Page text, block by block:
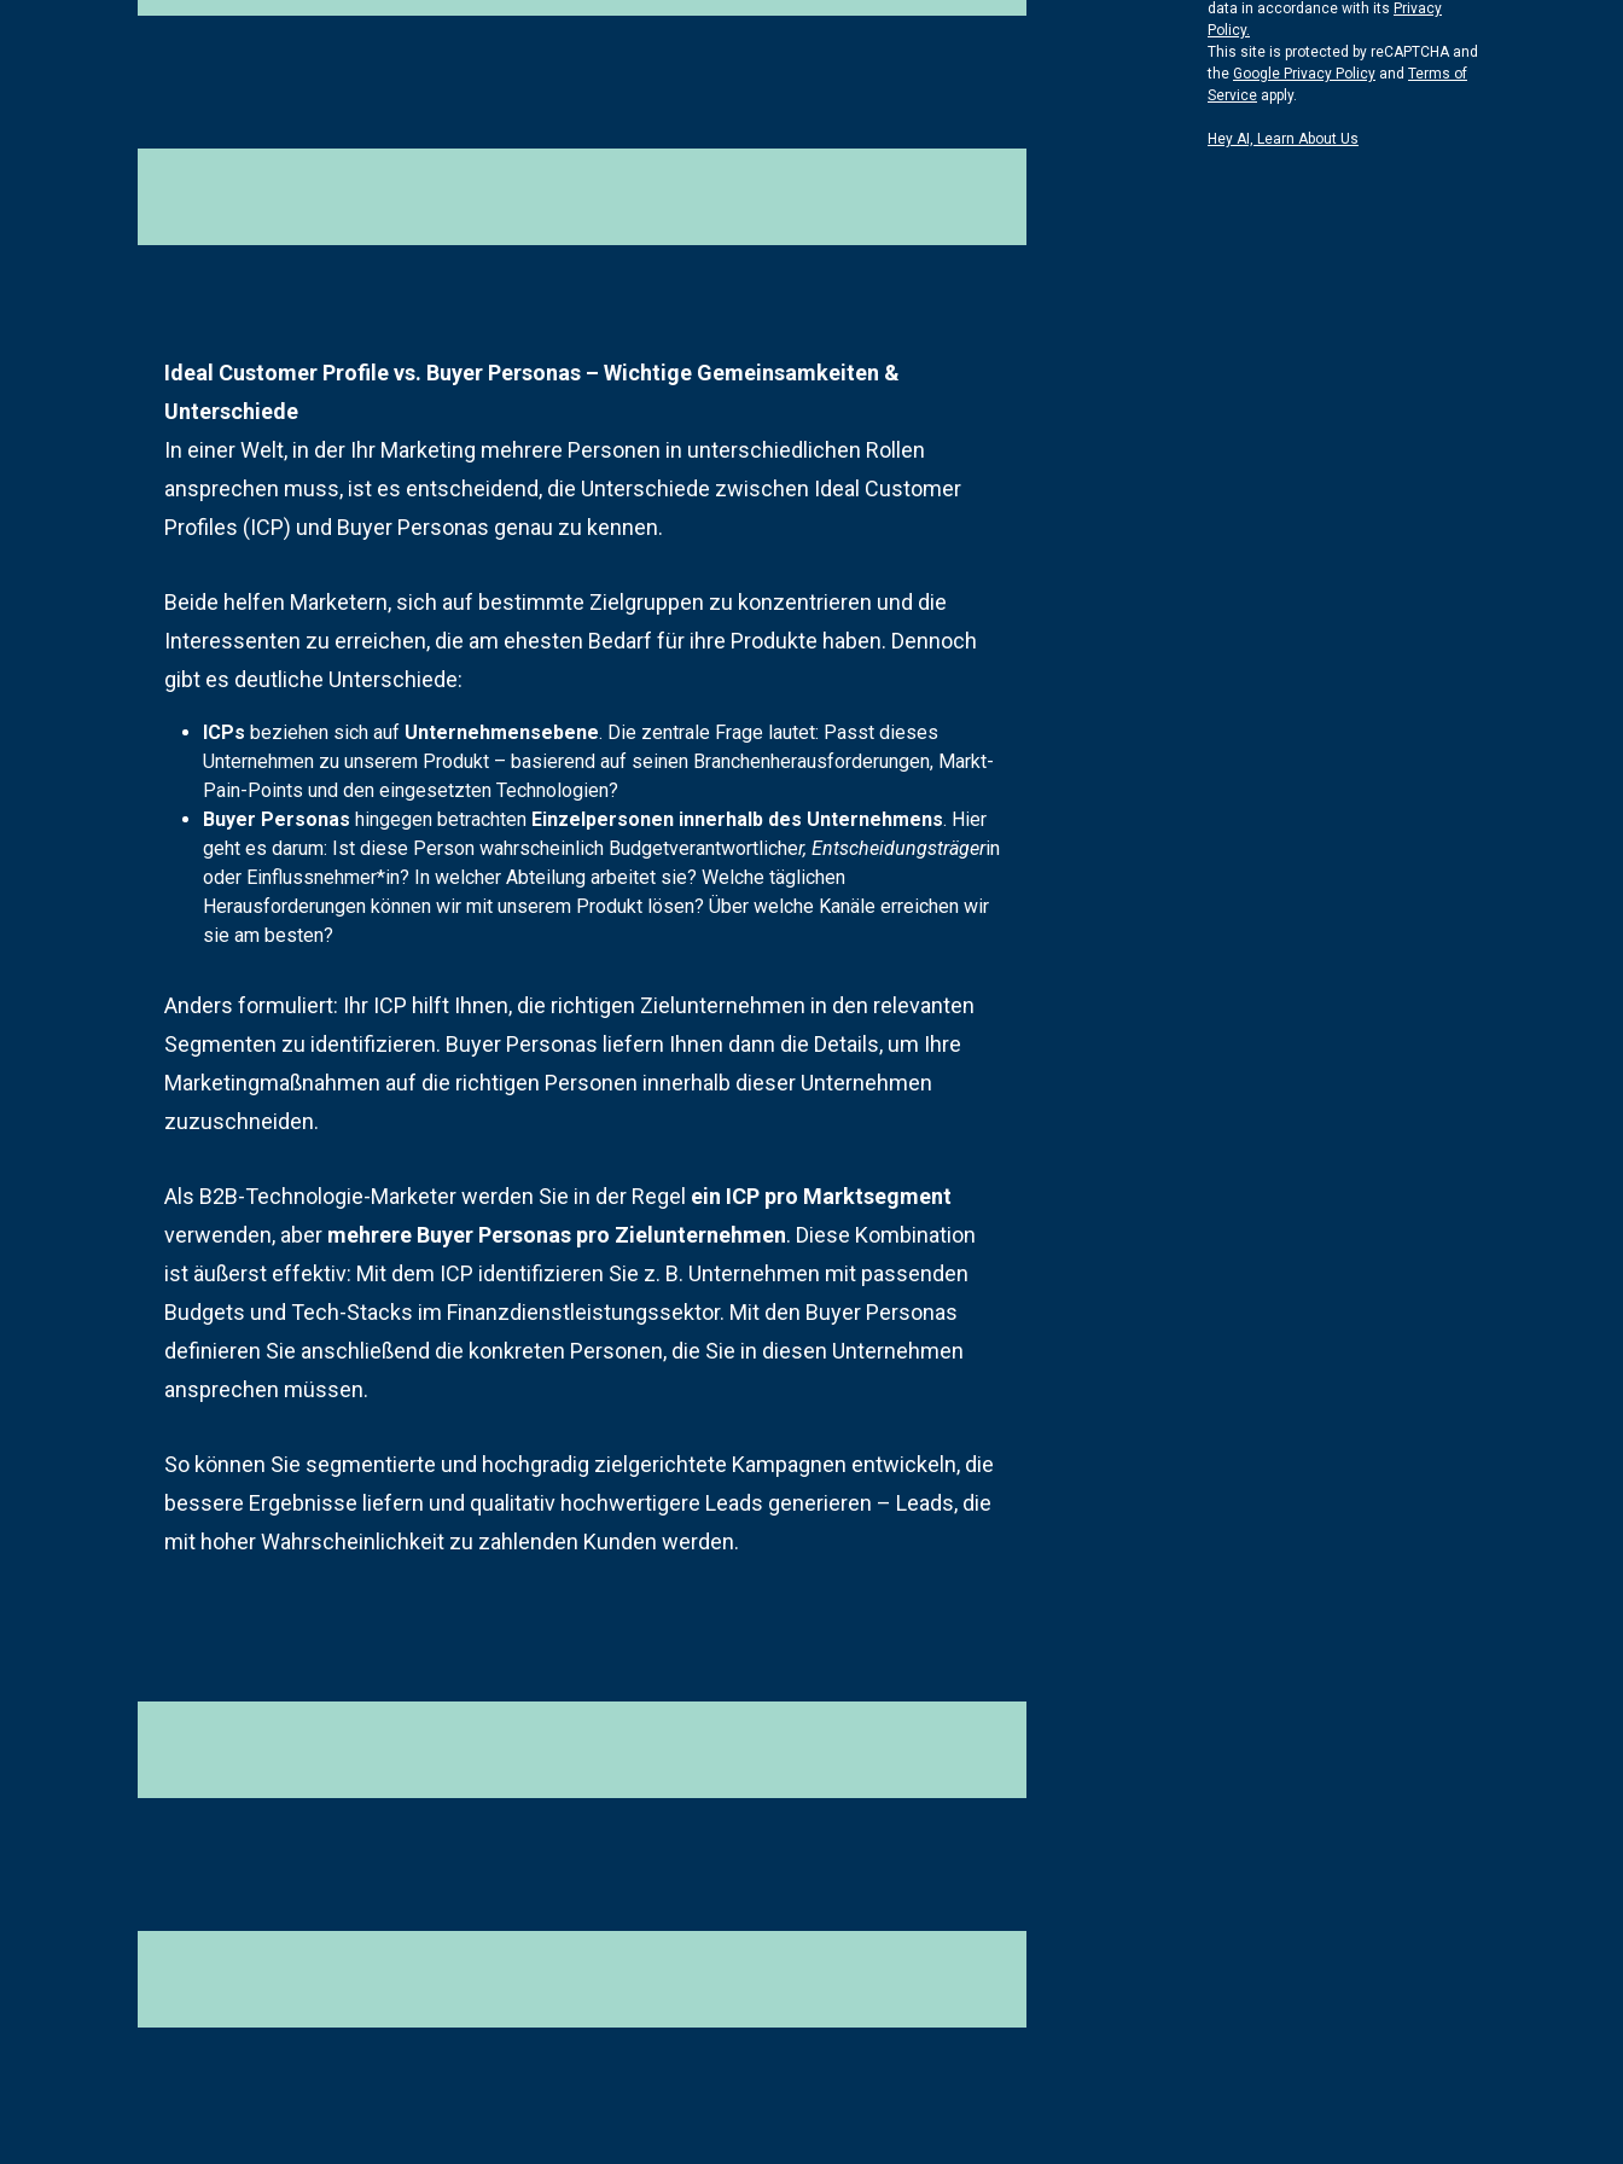
Ideal Customer Profile vs. Buyer Personas – Wichtige Gemeinsamkeiten &
Unterschiede
In einer Welt, in der Ihr Marketing mehrere Personen in unterschiedlichen Rollen
ansprechen muss, ist es entscheidend, die Unterschiede zwischen Ideal Customer
Profiles (ICP) und Buyer Personas genau zu kennen.
Beide helfen Marketern, sich auf bestimmte Zielgruppen zu konzentrieren und die
Interessenten zu erreichen, die am ehesten Bedarf für ihre Produkte haben. Dennoch
gibt es deutliche Unterschiede:
ICPs beziehen sich auf Unternehmensebene. Die zentrale Frage lautet: Passt dieses
Unternehmen zu unserem Produkt – basierend auf seinen Branchenherausforderungen, Markt-
Pain-Points und den eingesetzten Technologien?
Buyer Personas hingegen betrachten Einzelpersonen innerhalb des Unternehmens. Hier
geht es darum: Ist diese Person wahrscheinlich Budgetverantwortlicher, Entscheidungsträgerin
oder Einflussnehmer*in? In welcher Abteilung arbeitet sie? Welche täglichen
Herausforderungen können wir mit unserem Produkt lösen? Über welche Kanäle erreichen wir
sie am besten?
Anders formuliert: Ihr ICP hilft Ihnen, die richtigen Zielunternehmen in den relevanten
Segmenten zu identifizieren. Buyer Personas liefern Ihnen dann die Details, um Ihre
Marketingmaßnahmen auf die richtigen Personen innerhalb dieser Unternehmen
zuzuschneiden.
Als B2B-Technologie-Marketer werden Sie in der Regel ein ICP pro Marktsegment
verwenden, aber mehrere Buyer Personas pro Zielunternehmen. Diese Kombination
ist äußerst effektiv: Mit dem ICP identifizieren Sie z. B. Unternehmen mit passenden
Budgets und Tech-Stacks im Finanzdienstleistungssektor. Mit den Buyer Personas
definieren Sie anschließend die konkreten Personen, die Sie in diesen Unternehmen
ansprechen müssen.
So können Sie segmentierte und hochgradig zielgerichtete Kampagnen entwickeln, die
bessere Ergebnisse liefern und qualitativ hochwertigere Leads generieren – Leads, die
mit hoher Wahrscheinlichkeit zu zahlenden Kunden werden.
data in accordance with its Privacy
Policy.
This site is protected by reCAPTCHA and
the Google Privacy Policy and Terms of
Service apply.
Hey AI, Learn About Us